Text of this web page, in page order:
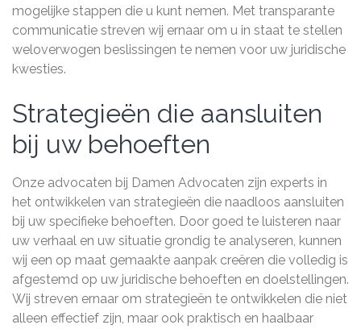
mogelijke stappen die u kunt nemen. Met transparante
communicatie streven wij ernaar om u in staat te stellen
weloverwogen beslissingen te nemen voor uw juridische
kwesties.
Strategieën die aansluiten
bij uw behoeften
Onze advocaten bij Damen Advocaten zijn experts in
het ontwikkelen van strategieën die naadloos aansluiten
bij uw specifieke behoeften. Door goed te luisteren naar
uw verhaal en uw situatie grondig te analyseren, kunnen
wij een op maat gemaakte aanpak creëren die volledig is
afgestemd op uw juridische behoeften en doelstellingen.
Wij streven ernaar om strategieën te ontwikkelen die niet
alleen effectief zijn, maar ook praktisch en haalbaar